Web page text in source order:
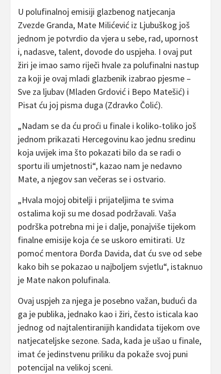
U polufinalnoj emisiji glazbenog natjecanja
Zvezde Granda, Mate Milićević iz Ljubuškog još
jednom je potvrdio da vjera u sebe, rad, upornost
i, nadasve, talent, dovode do uspjeha. I ovaj put
žiri je imao samo riječi hvale za polufinalni nastup
za koji je ovaj mladi glazbenik izabrao pjesme –
Sve za ljubav (Mladen Grdović i Bepo Matešić) i
Pisat ću joj pisma duga (Zdravko Čolić).
„Nadam se da ću proći u finale i koliko-toliko još
jednom prikazati Hercegovinu kao jednu sredinu
koja uvijek ima što pokazati bilo da se radi o
sportu ili umjetnosti“, kazao nam je nedavno
Mate, a njegov san večeras se i ostvario.
„Hvala mojoj obitelji i prijateljima te svima
ostalima koji su me dosad podržavali. Vaša
podrška potrebna mi je i dalje, ponajviše tijekom
finalne emisije koja će se uskoro emitirati. Uz
pomoć mentora Đorđa Davida, dat ću sve od sebe
kako bih se pokazao u najboljem svjetlu“, istaknuo
je Mate nakon polufinala.
Ovaj uspjeh za njega je posebno važan, budući da
ga je publika, jednako kao i žiri, često isticala kao
jednog od najtalentiranijih kandidata tijekom ove
natjecateljske sezone. Sada, kada je ušao u finale,
imat će jedinstvenu priliku da pokaže svoj puni
potencijal na velikoj sceni.